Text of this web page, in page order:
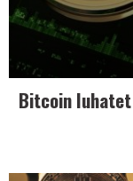
Bitcoin